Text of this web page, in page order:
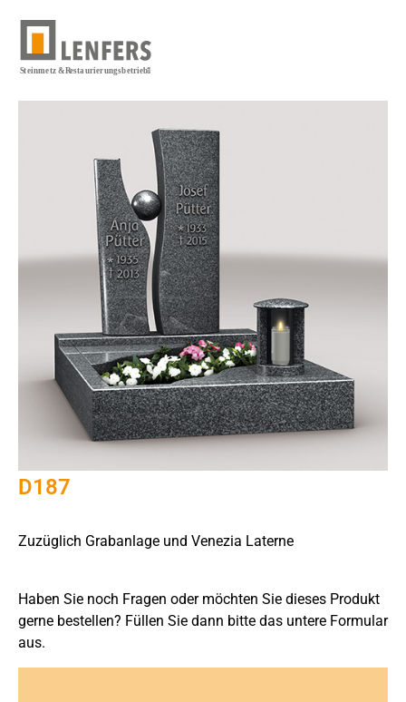
D187
Zuzüglich Grabanlage und Venezia Laterne
Haben Sie noch Fragen oder möchten Sie dieses Produkt
gerne bestellen? Füllen Sie dann bitte das untere Formular
aus.